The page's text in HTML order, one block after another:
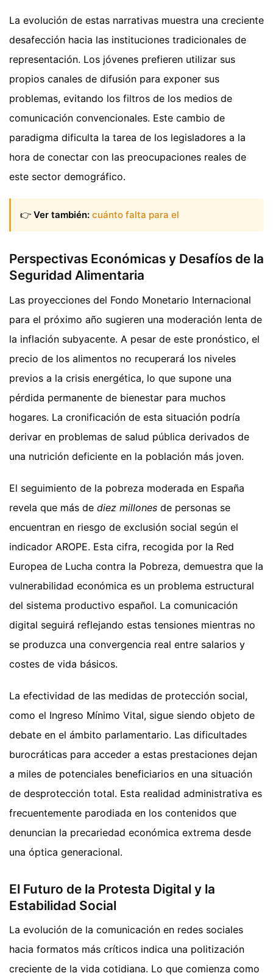
La evolución de estas narrativas muestra una creciente
desafección hacia las instituciones tradicionales de
representación. Los jóvenes prefieren utilizar sus
propios canales de difusión para exponer sus
problemas, evitando los filtros de los medios de
comunicación convencionales. Este cambio de
paradigma dificulta la tarea de los legisladores a la
hora de conectar con las preocupaciones reales de
este sector demográfico.
👉 Ver también: cuánto falta para el
Perspectivas Económicas y Desafíos de la
Seguridad Alimentaria
Las proyecciones del Fondo Monetario Internacional
para el próximo año sugieren una moderación lenta de
la inflación subyacente. A pesar de este pronóstico, el
precio de los alimentos no recuperará los niveles
previos a la crisis energética, lo que supone una
pérdida permanente de bienestar para muchos
hogares. La cronificación de esta situación podría
derivar en problemas de salud pública derivados de
una nutrición deficiente en la población más joven.
El seguimiento de la pobreza moderada en España
revela que más de diez millones de personas se
encuentran en riesgo de exclusión social según el
indicador AROPE. Esta cifra, recogida por la Red
Europea de Lucha contra la Pobreza, demuestra que la
vulnerabilidad económica es un problema estructural
del sistema productivo español. La comunicación
digital seguirá reflejando estas tensiones mientras no
se produzca una convergencia real entre salarios y
costes de vida básicos.
La efectividad de las medidas de protección social,
como el Ingreso Mínimo Vital, sigue siendo objeto de
debate en el ámbito parlamentario. Las dificultades
burocráticas para acceder a estas prestaciones dejan
a miles de potenciales beneficiarios en una situación
de desprotección total. Esta realidad administrativa es
frecuentemente parodiada en los contenidos que
denuncian la precariedad económica extrema desde
una óptica generacional.
El Futuro de la Protesta Digital y la
Estabilidad Social
La evolución de la comunicación en redes sociales
hacia formatos más críticos indica una politización
creciente de la vida cotidiana. Lo que comienza como